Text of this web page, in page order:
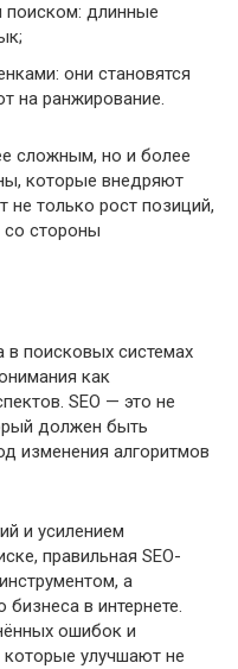
поиском: длинные
они становятся
на ранжирование.
сложным, но и более
которые внедряют
только рост позиций,
стороны
в поисковых системах
как
SEO — это не
должен быть
изменения алгоритмов
и усилением
правильная SEO-
а
в интернете.
ошибок и
улучшают не